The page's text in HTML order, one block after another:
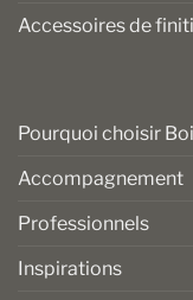
Accessoires de
Pourquoi choisir
Accompagnement
Professionnels
Inspirations